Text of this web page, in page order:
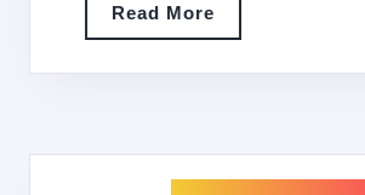
Read More
More